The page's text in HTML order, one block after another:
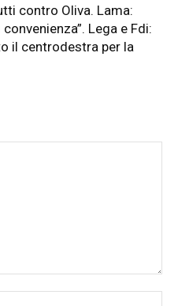
contro Oliva. Lama:
convenienza”. Lega e Fdi:
il centrodestra per la